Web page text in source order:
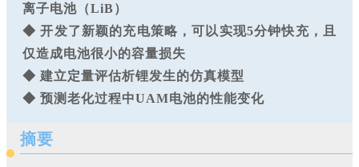
离子电池（LiB）
◆ 开发了新颖的充电策略，可以实现5分钟快充，且
仅造成电池很小的容量损失
◆ 建立定量评估析锂发生的仿真模型
◆ 预测老化过程中UAM电池的性能变化
摘要